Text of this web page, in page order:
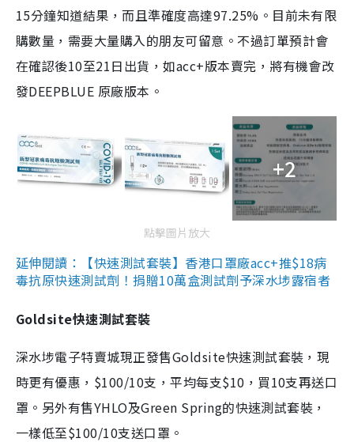
15分鐘知道結果，而且準確度高達97.25%。目前未有限
購數量，需要大量購入的朋友可留意。不過訂單預計會
在確認後10至21日出貨，如acc+版本賣完，將有機會改
發DEEPBLUE 原廠版本。
+2
點擊圖片放大
延伸閱讀：【快速測試套裝】香港口罩廠acc+推$18病
毒抗原快速測試劑！捐贈10萬盒測試劑予深水埗露宿者
Goldsite快速測試套裝
深水埗電子特賣城現正發售Goldsite快速測試套裝，現
時更有優惠，$100/10支，平均每支$10，買10支再送口
罩。另外有售YHLO及Green Spring的快速測試套裝，
一樣低至$100/10支送口罩。